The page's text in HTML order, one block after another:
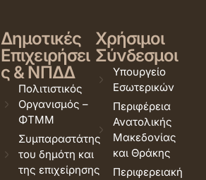
Δημοτικές
Επιχειρήσει
ς & ΝΠΔΔ
Πολιτιστικός
Οργανισμός –
ΦΤΜΜ
Συμπαραστάτης
του δημότη και
της επιχείρησης
Χρήσιμοι
Σύνδεσμοι
Υπουργείο
Εσωτερικών
Περιφέρεια
Ανατολικής
Μακεδονίας
και Θράκης
Περιφερειακή